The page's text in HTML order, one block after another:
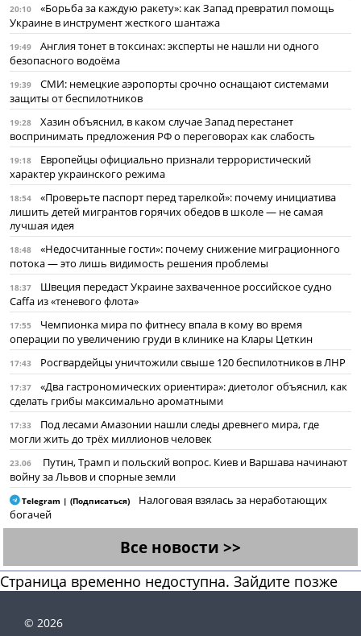
20:10
«Борьба за каждую ракету»: как Запад превратил помощь
Украине в инструмент жесткого шантажа
19:49
Англия тонет в токсинах: эксперты не нашли ни одного
безопасного водоёма
19:39
СМИ: немецкие аэропорты срочно оснащают системами
защиты от беспилотников
19:28
Хазин объяснил, в каком случае Запад перестанет
воспринимать предложения РФ о переговорах как слабость
19:18
Европейцы официально признали террористический
характер украинского режима
18:54
«Проверьте паспорт перед тарелкой»: почему инициатива
лишить детей мигрантов горячих обедов в школе — не самая
лучшая идея
18:48
«Недосчитанные гости»: почему снижение миграционного
потока — это лишь видимость решения проблемы
18:37
Швеция передаст Украине захваченное российское судно
Caffa из «теневого флота»
17:55
Чемпионка мира по фитнесу впала в кому во время
операции по увеличению груди в клинике на Клары Цеткин
17:43 Росгвардейцы уничтожили свыше 120 беспилотников в ЛНР
17:37
«Два гастрономических ориентира»: диетолог объяснил, как
сделать грибы максимально ароматными
17:33
Под лесами Амазонии нашли следы древнего мира, где
могли жить до трёх миллионов человек
23.06
Путин, Трамп и польский вопрос. Киев и Варшава начинают
войну за Львов и спорные земли
Telegram | (Подписаться)
Налоговая взялась за неработающих
богачей
Все новости >>
Страница временно недоступна. Зайдите позже
© 2026